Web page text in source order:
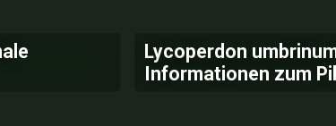
Lycoperdon
Informationen zum